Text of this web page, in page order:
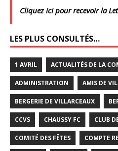
Cliquez ici pour recevoir la
LES PLUS CONSULTÉS…
1 AVRIL ACTUALITÉS DE LA
ADMINISTRATION AMIS DE
BERGERIE DE VILLARCEAUX
CCVS CHAUSSY FC CLUB
COMITÉ DES FÊTES COMPTE